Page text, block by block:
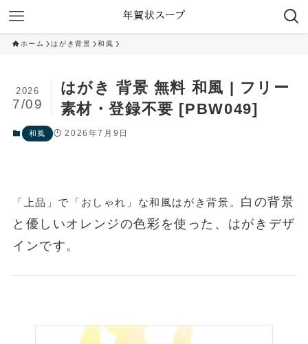
ホーム はがき背景 和風
はがき 背景 無料 和風 | フリー
素材・登録不要 [PBW049]
2026
7/09
和風 2026年7月9日
「上品」で「おしゃれ」な和風はがき背景。 白の背景
と優しいオレンジの色彩を使った、はがきデザ
インです。